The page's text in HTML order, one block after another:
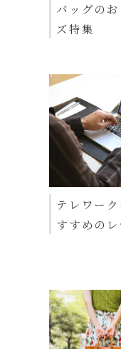
バッグの
ズ特集
テレワー
すすめの